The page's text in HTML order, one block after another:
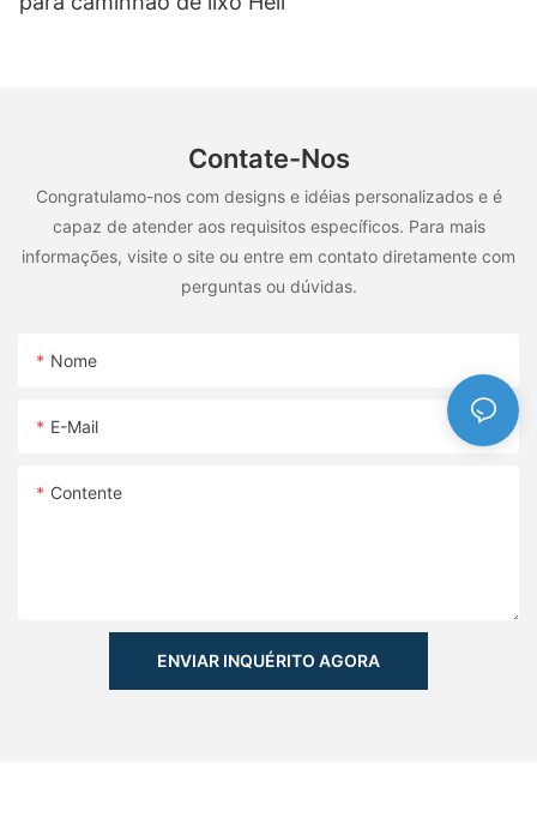
Contate-Nos
Congratulamo-nos com designs e idéias personalizados e é
capaz de atender aos requisitos específicos. Para mais
informações, visite o site ou entre em contato diretamente com
perguntas ou dúvidas.
Nome
E-Mail
Contente
ENVIAR INQUÉRITO AGORA